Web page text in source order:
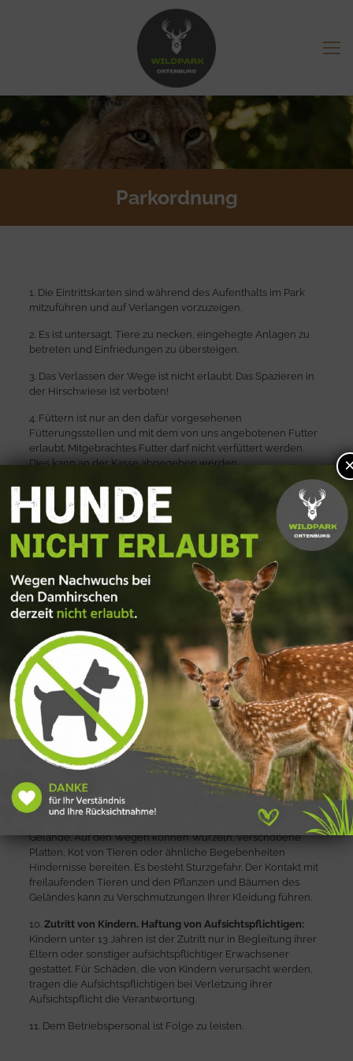
Parkordnung
1. Die Eintrittskarten sind während des Aufenthalts im Park
mitzuführen und auf Verlangen vorzuzeigen.
2. Es ist untersagt, Tiere zu necken, eingehegte Anlagen zu
betreten und Einfriedungen zu übersteigen.
3. Das Verlassen der Wege ist nicht erlaubt. Das Spazieren in
der Hirschwiese ist verboten!
4. Füttern ist nur an den dafür vorgesehenen
Fütterungsstellen und mit dem von uns angebotenen Futter
erlaubt. Mitgebrachtes Futter darf nicht verfüttert werden.
Dies kann an der Kasse abgegeben werden.
5. Das Abreissen von Pflanzen und Sträuchern ist strengens
verboten.
6. Wurfgeschosse, Taschenmesser und andere gefährliche
Gegenstände sind nicht erlaubt und müssen am Eingang
abgegeben werden.
Angetrunkenen Personen wird der Eintritt untersagt.
7. Ton-, Film-, Foto- und Videoaufnahmen jeder Art dürfen
nur zu privaten (Souvenier)Zwecken erfolgen. Jegliche
Verwertung für gewerbliche, kommerzielle und nicht-
kommerzielle Zwecke – auch auf privaten Homepages –
bedarf der vorherigen schriftlichen Genehmigung. Die
Veröffentlichung von Aufnahmen ohne Genehmigung ist
verboten.
8. Eine Zuwiderhandlung gegen die Bestimmungen der
Parkordnung kann den sofortigen Ausschluss aus dem Park
zur Folge haben.
Wir weisen Sie ausdrücklich auf die Gefahren hin, die sich aus
dem Betrieb und dem Besuch eines Parks ergeben können:
es handelt sich in weiten Teilen um naturbelassenes
Gelände. Auf den Wegen können Wurzeln, verschobene
Platten, Kot von Tieren oder ähnliche Begebenheiten
Hindernisse bereiten. Es besteht Sturzgefahr. Der Kontakt mit
freilaufenden Tieren und den Pflanzen und Bäumen des
Geländes kann zu Verschmutzungen Ihrer Kleidung führen.
10. Zutritt von Kindern, Haftung von Aufsichtspflichtigen:
Kindern unter 13 Jahren ist der Zutritt nur in Begleitung ihrer
Eltern oder sonstiger aufsichtspflichtiger Erwachsener
gestattet. Für Schäden, die von Kindern verursacht werden,
tragen die Aufsichtspflichtigen bei Verletzung ihrer
Aufsichtspflicht die Verantwortung.
11. Dem Betriebspersonal ist Folge zu leisten.